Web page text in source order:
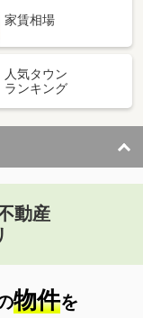
家賃相場
人気タウン
ランキング
動産
物件を